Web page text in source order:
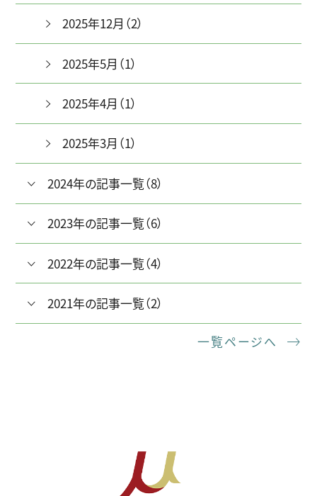
2025年12月（2）
2025年5月（1）
2025年4月（1）
2025年3月（1）
2024年の記事一覧（8）
2023年の記事一覧（6）
2022年の記事一覧（4）
2021年の記事一覧（2）
一覧ページへ